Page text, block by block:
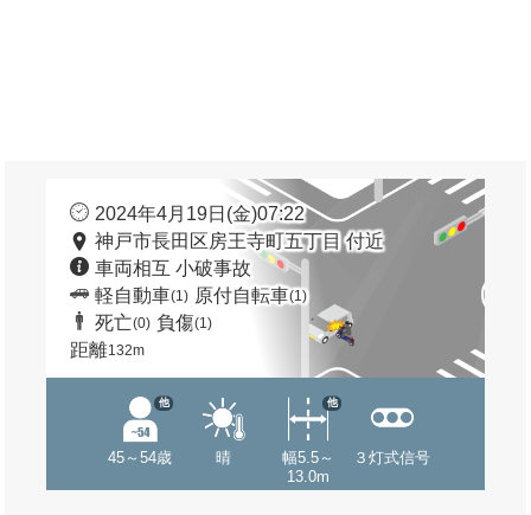
2024年4月19日(金)07:22
神戸市長田区房王寺町五丁目 付近
車両相互 小破事故
軽自動車(1) 原付自転車(1)
死亡(0) 負傷(1)
距離132m
45～54歳
他
晴
幅5.5～
13.0m
他
３灯式信号